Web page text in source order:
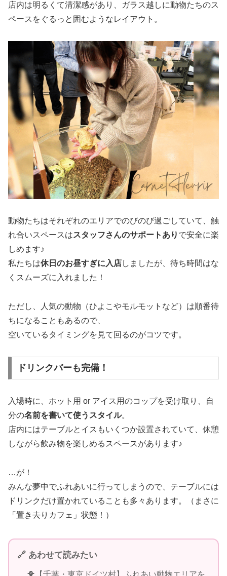
店内は明るくて清潔感があり、ガラス越しに動物たちのス
ペースをぐるっと囲むようなレイアウト。
動物たちはそれぞれのエリアでのびのび過ごしていて、触
れ合いスペースはスタッフさんのサポートあり で安全に楽
しめます♪
私たちは休日のお昼すぎに入店しましたが、待ち時間はな
くスムーズに入れました！
ただし、人気の動物（ひよこやモルモットなど）は順番待
ちになることもあるので、
空いているタイミングを見て回るのがコツです。
ドリンクバーも完備！
入場時に、ホット用 or アイス用のコップを受け取り、自
分の名前を書いて使うスタイル。
店内にはテーブルとイスもいくつか設置されていて、休憩
しながら飲み物を楽しめるスペースがあります♪
…が！
みんな夢中でふれあいに行ってしまうので、テーブルには
ドリンクだけ置かれていることも多々あります。（まさに
「置き去りカフェ」状態！）
🔗 あわせて読みたい